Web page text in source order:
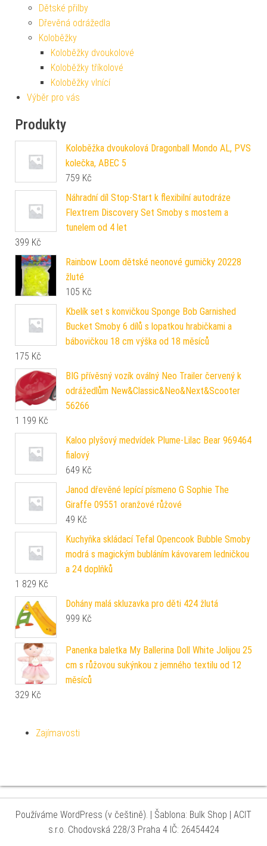
Dětské přilby
Dřevěná odrážedla
Koloběžky
Koloběžky dvoukolové
Koloběžky tříkolové
Koloběžky vlnící
Výběr pro vás
Produkty
Koloběžka dvoukolová Dragonball Mondo AL, PVS
kolečka, ABEC 5
759 Kč
Náhradní díl Stop-Start k flexibilní autodráze
Flextrem Discovery Set Smoby s mostem a
tunelem od 4 let
399 Kč
Rainbow Loom dětské neonové gumičky 20228
žluté
105 Kč
Kbelík set s konvičkou Sponge Bob Garnished
Bucket Smoby 6 dílů s lopatkou hrabičkami a
bábovičkou 18 cm výška od 18 měsíců
175 Kč
BIG přívěsný vozík oválný Neo Trailer červený k
odrážedlům New&Classic&Neo&Next&Scooter
56266
1 199 Kč
Kaloo plyšový medvídek Plume-Lilac Bear 969464
fialový
649 Kč
Janod dřevěné lepící písmeno G Sophie The
Giraffe 09551 oranžové růžové
49 Kč
Kuchyňka skládací Tefal Opencook Bubble Smoby
modrá s magickým bubláním kávovarem ledničkou
a 24 doplňků
1 829 Kč
Dohány malá skluzavka pro děti 424 žlutá
999 Kč
Panenka baletka My Ballerina Doll White Jolijou 25
cm s růžovou sukýnkou z jemného textilu od 12
měsíců
329 Kč
Zajímavosti
Používáme WordPress (v češtině). | Šablona: Bulk Shop | ACIT
s.r.o. Chodovská 228/3 Praha 4 IČ: 26454424